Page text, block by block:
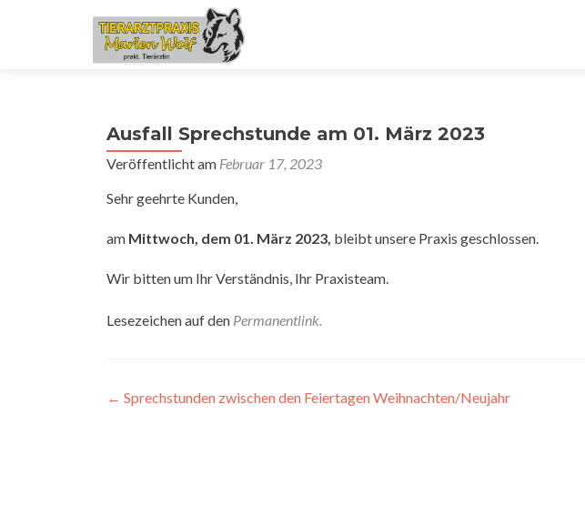
Ausfall Sprechstunde am 01. März 2023
Veröffentlicht am Februar 17, 2023
Sehr geehrte Kunden,
am Mittwoch, dem 01. März 2023, bleibt unsere Praxis geschlossen.
Wir bitten um Ihr Verständnis, Ihr Praxisteam.
Lesezeichen auf den Permanentlink.
Beitragsnavigation
← Sprechstunden zwischen den Feiertagen Weihnachten/Neujahr